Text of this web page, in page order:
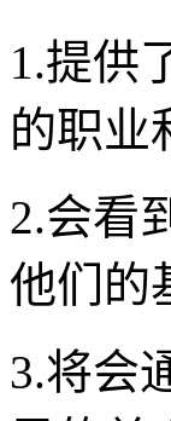
1.提供
的职业
2.会看
他们的
3.将会